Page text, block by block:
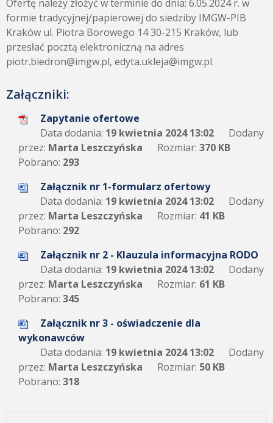
Ofertę należy złożyć w terminie do dnia: 6.05.2024 r. w
formie tradycyjnej/papierowej do siedziby IMGW-PIB
Kraków ul. Piotra Borowego 14 30-215 Kraków, lub
przesłać pocztą elektroniczną na adres
piotr.biedron@imgw.pl, edyta.ukleja@imgw.pl.
Załączniki:
Zapytanie ofertowe
Data dodania: 19 kwietnia 2024 13:02
Dodany
przez: Marta Leszczyńska Rozmiar: 370 KB
Pobrano: 293
Załącznik nr 1-formularz ofertowy
Data dodania: 19 kwietnia 2024 13:02
Dodany
przez: Marta Leszczyńska Rozmiar: 41 KB
Pobrano: 292
Załącznik nr 2 - Klauzula informacyjna RODO
Data dodania: 19 kwietnia 2024 13:02
Dodany
przez: Marta Leszczyńska Rozmiar: 61 KB
Pobrano: 345
Załącznik nr 3 - oświadczenie dla
wykonawców
Data dodania: 19 kwietnia 2024 13:02
Dodany
przez: Marta Leszczyńska Rozmiar: 50 KB
Pobrano: 318